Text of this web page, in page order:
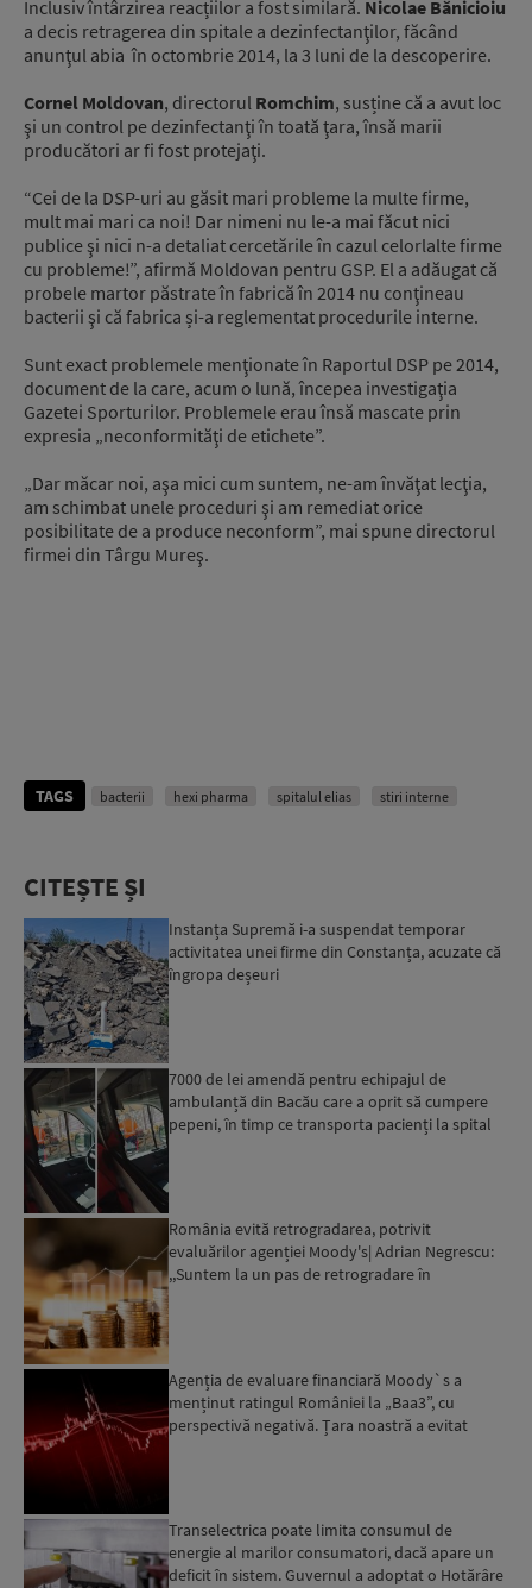
Inclusiv întârzirea reacțiilor a fost similară. Nicolae Bănicioiu
a decis retragerea din spitale a dezinfectanţilor, făcând
anunţul abia în octombrie 2014, la 3 luni de la descoperire.
Cornel Moldovan, directorul Romchim, susține că a avut loc
şi un control pe dezinfectanţi în toată ţara, însă marii
producători ar fi fost protejaţi.
“Cei de la DSP-uri au găsit mari probleme la multe firme,
mult mai mari ca noi! Dar nimeni nu le-a mai făcut nici
publice şi nici n-a detaliat cercetările în cazul celorlalte firme
cu probleme!”, afirmă Moldovan pentru GSP. El a adăugat că
probele martor păstrate în fabrică în 2014 nu conţineau
bacterii şi că fabrica și-a reglementat procedurile interne.
Sunt exact problemele menţionate în Raportul DSP pe 2014,
document de la care, acum o lună, începea investigaţia
Gazetei Sporturilor. Problemele erau însă mascate prin
expresia „neconformităţi de etichete”.
„Dar măcar noi, aşa mici cum suntem, ne-am învăţat lecţia,
am schimbat unele proceduri şi am remediat orice
posibilitate de a produce neconform”, mai spune directorul
firmei din Târgu Mureş.
TAGS bacterii hexi pharma spitalul elias stiri interne
CITEȘTE ȘI
Instanța Supremă i-a suspendat temporar
activitatea unei firme din Constanța, acuzate că
îngropa deșeuri
7000 de lei amendă pentru echipajul de
ambulanță din Bacău care a oprit să cumpere
pepeni, în timp ce transporta pacienți la spital
România evită retrogradarea, potrivit
evaluărilor agenției Moody's| Adrian Negrescu:
,,Suntem la un pas de retrogradare în
Agenția de evaluare financiară Moody`s a
menținut ratingul României la „Baa3”, cu
perspectivă negativă. Țara noastră a evitat
Transelectrica poate limita consumul de
energie al marilor consumatori, dacă apare un
deficit în sistem. Guvernul a adoptat o Hotărâre